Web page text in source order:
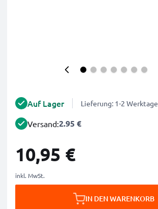
Auf Lager Lieferung: 1-2 Werktage
Versand:2.95 €
10,95 €
inkl. MwSt.
IN DEN WARENKORB